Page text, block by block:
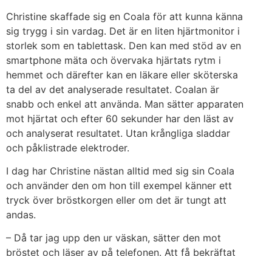
Christine skaffade sig en Coala för att kunna känna
sig trygg i sin vardag. Det är en liten hjärtmonitor i
storlek som en tablettask. Den kan med stöd av en
smartphone mäta och övervaka hjärtats rytm i
hemmet och därefter kan en läkare eller sköterska
ta del av det analyserade resultatet. Coalan är
snabb och enkel att använda. Man sätter apparaten
mot hjärtat och efter 60 sekunder har den läst av
och analyserat resultatet. Utan krångliga sladdar
och påklistrade elektroder.
I dag har Christine nästan alltid med sig sin Coala
och använder den om hon till exempel känner ett
tryck över bröstkorgen eller om det är tungt att
andas.
– Då tar jag upp den ur väskan, sätter den mot
bröstet och läser av på telefonen. Att få bekräftat